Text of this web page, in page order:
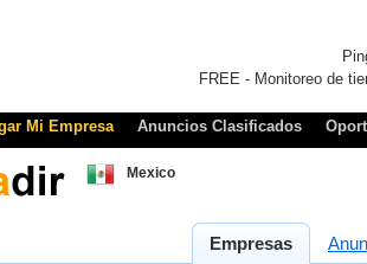
FREE - Monitoreo de
Mi Empresa Anuncios Clasificados
Mexico
Empresas